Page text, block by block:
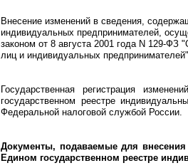
Внесение изменений в сведения,
индивидуальных предпринимателей,
законом от 8 августа 2001 года N 129-ФЗ
лиц и индивидуальных предпринимателей".
Государственная регистрация
государственном реестре
Федеральной налоговой службой России.
Документы, подаваемые для внесения
Едином государственном реестре